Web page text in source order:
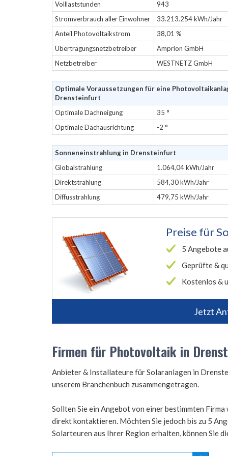
Volllaststunden
943
Stromverbrauch aller Einwohner
33.213.254 kWh/Jahr
Anteil Photovoltaikstrom
38,01 %
Übertragungsnetzbetreiber
Amprion GmbH
Netzbetreiber
WESTNETZ GmbH
Optimale Voraussetzungen für eine
Drensteinfurt
Optimale Dachneigung
35 °
Optimale Dachausrichtung
-2 °
Sonneneinstrahlung in Drensteinfurt
Globalstrahlung
1.064,04 kWh/Jahr
Direktstrahlung
584,30 kWh/Jahr
Diffusstrahlung
479,75 kWh/Jahr
Preise für
5 Angebote
Geprüfte &
Kostenlos &
Jetzt
Firmen für Photovoltaik in
Anbieter & Installateure für Solaranlagen in
unserem Branchenbuch zusammengetragen.
Sollten Sie ein Angebot von einer bestimmten Firma
direkt kontaktieren. Möchten Sie jedoch bis zu 5
Solarteuren aus Ihrer Region erhalten, können Sie